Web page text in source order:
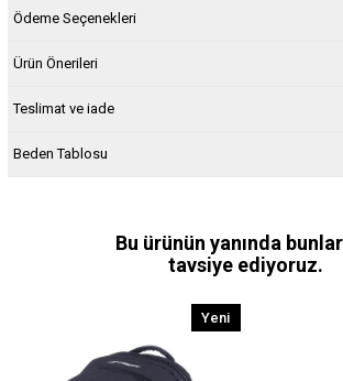
Ödeme Seçenekleri
Ürün Önerileri
Teslimat ve iade
Beden Tablosu
Bu ürünün yanında
tavsiye ediyoruz.
Yeni